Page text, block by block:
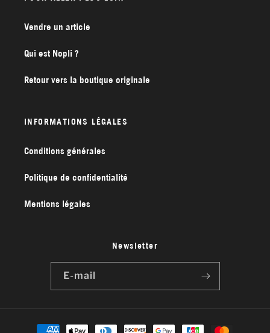
Vendre un article
Qui est Nopli ?
Retour vers la boutique originale
INFORMATIONS LÉGALES
Conditions générales
Politique de confidentialité
Mentions légales
Newsletter
E-mail
Moyens